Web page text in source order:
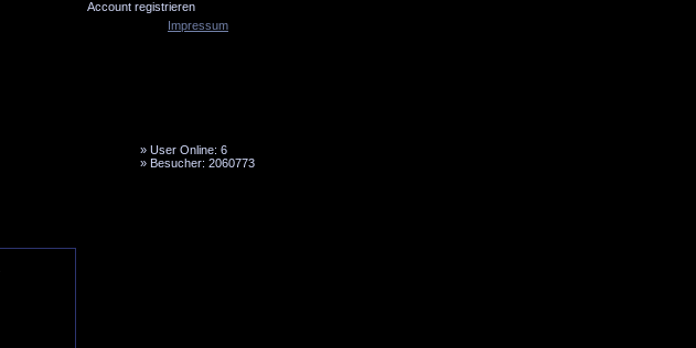
Account registrieren
» User Online: 6
» Besucher: 2060773
Impressum